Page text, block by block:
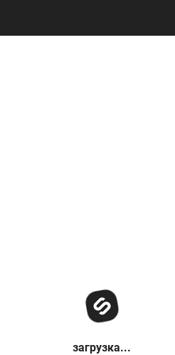
загрузка...